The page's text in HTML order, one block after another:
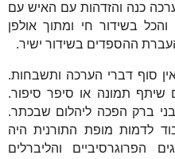
כנה והזדהות עם האיש עם
בשידור חי ומתוך אולפן
ההספדים בשידור ישיר.
סוף דברי הערכה ותשבחות.
שיתף תמונה או סיפר סיפור.
ברק הפכה ליהלום שבכתר.
לדמות מופת התורנית היה
הפרוגרסיביים והליברלים